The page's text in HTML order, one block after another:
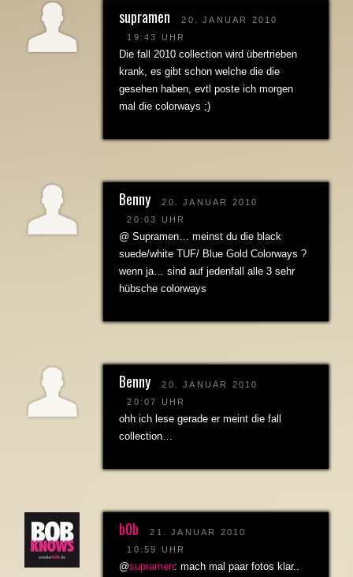
supramen
20. JANUAR 2010
19:43 UHR
Die fall 2010 collection wird übertrieben
krank, es gibt schon welche die die
gesehen haben, evtl poste ich morgen
mal die colorways ;)
Benny
20. JANUAR 2010
20:03 UHR
@ Supramen… meinst du die black
suede/white TUF/ Blue Gold Colorways ?
wenn ja… sind auf jedenfall alle 3 sehr
hübsche colorways
Benny
20. JANUAR 2010
20:07 UHR
ohh ich lese gerade er meint die fall
collection…
b0b
21. JANUAR 2010
10:59 UHR
@supramen: mach mal paar fotos klar..